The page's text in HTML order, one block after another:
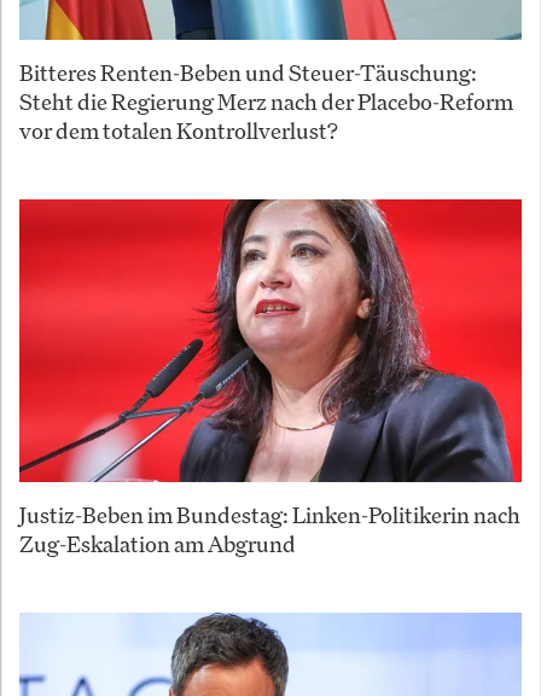
Bitteres Renten-Beben und Steuer-Täuschung:
Steht die Regierung Merz nach der Placebo-Reform
vor dem totalen Kontrollverlust?
Justiz-Beben im Bundestag: Linken-Politikerin nach
Zug-Eskalation am Abgrund